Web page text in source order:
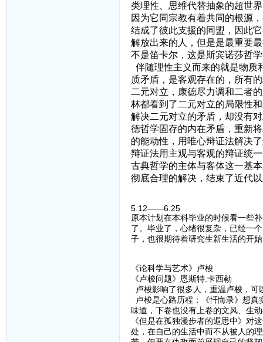
类理性、思维代替抽象的超世
因为它同宗教有着共同的根源
结成了彼此支援的同盟，因此
解放出来的人，但是是最重要
不是笛卡尔，这是斯宾诺莎哲
伴随理性主义而来的就是物质
质矛盾，是客观存在的，所有
二元对立，康德尽力调和二者
林都看到了二元对立的局限性
解决二元对立的矛盾，却没有
德哲学固存的内在矛盾，重新
的能动性，用唯心辩证法解决
辩证法用主观与客观的辩证统
古典哲学的主体与客体这一基
彻底合理的解决，结束了近代
5.12——6.25
原本计划在本科毕业的时候看一些
了。毕业了，心绪很复杂，已经一
子，也很期待着研究生新生活的开
《论科学与艺术》卢梭
《卢梭问题》恩斯特.卡西勒
卢梭影响了很多人，重温卢梭，
卢梭是心路历程：《忏悔录》想
味道，下卷也没有上卷的文风、生
《但是在孤独漫步者的遐思中》对
处，在自己的生活中而不从被人的